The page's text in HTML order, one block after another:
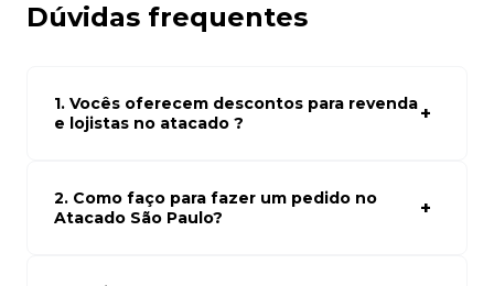
Dúvidas frequentes
1. Vocês oferecem descontos para revenda
e lojistas no atacado ?
atacado empresas e compre com os melhores preços
para seu modelo de negócio
2. Como faço para fazer um pedido no
Atacado São Paulo?